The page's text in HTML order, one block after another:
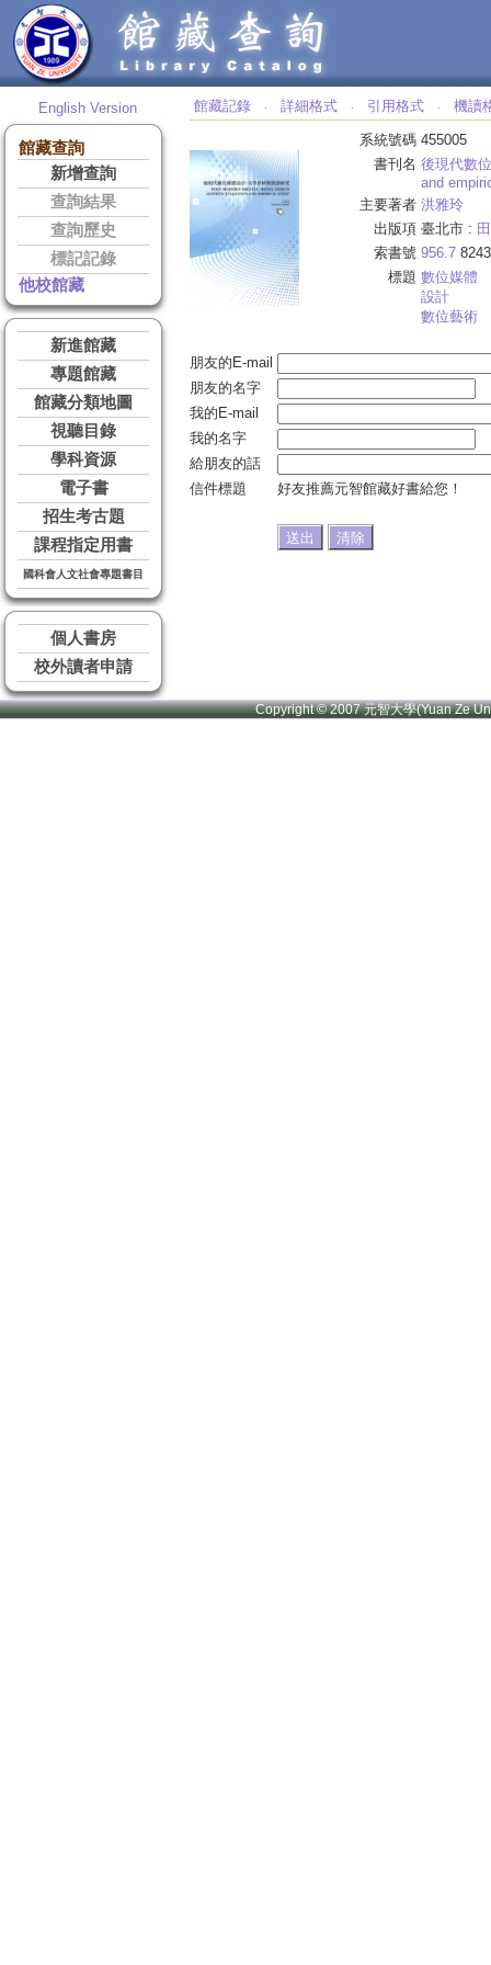
English Version
館藏查詢
新增查詢
查詢結果
查詢歷史
標記記錄
他校館藏
新進館藏
專題館藏
館藏分類地圖
視聽目錄
學科資源
電子書
招生考古題
課程指定用書
國科會人文社會專題書目
個人書房
校外讀者申請
館藏記錄 ‧ 詳細格式 ‧ 引用格式 ‧ 機讀
系統號碼 455005
書刊名 後現代數
and
主要著者 洪雅玲
出版項 臺北市 :
索書號 956.7 8243
標題 數位媒體
設計
數位藝術
朋友的E-mail
朋友的名字
我的E-mail
我的名字
給朋友的話
信件標題
好友推薦元智館藏好書給您！
Copyright © 2007 元智大學(Yuan Ze